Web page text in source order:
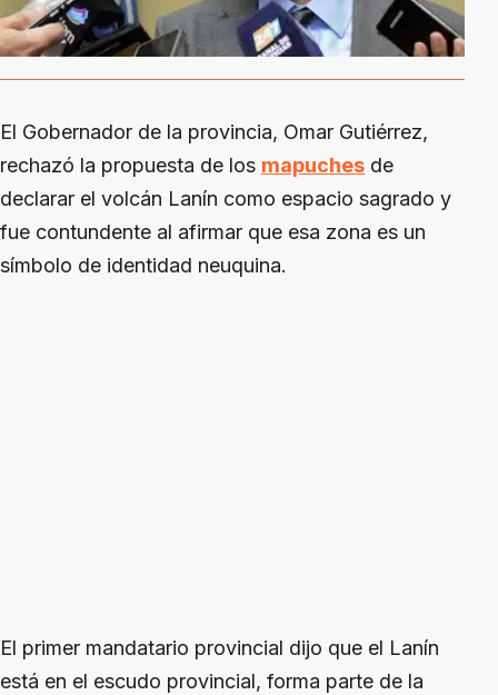
El Gobernador de la provincia, Omar Gutiérrez,
rechazó la propuesta de los mapuches de
declarar el volcán Lanín como espacio sagrado y
fue contundente al afirmar que esa zona es un
símbolo de identidad neuquina.
El primer mandatario provincial dijo que el Lanín
está en el escudo provincial, forma parte de la